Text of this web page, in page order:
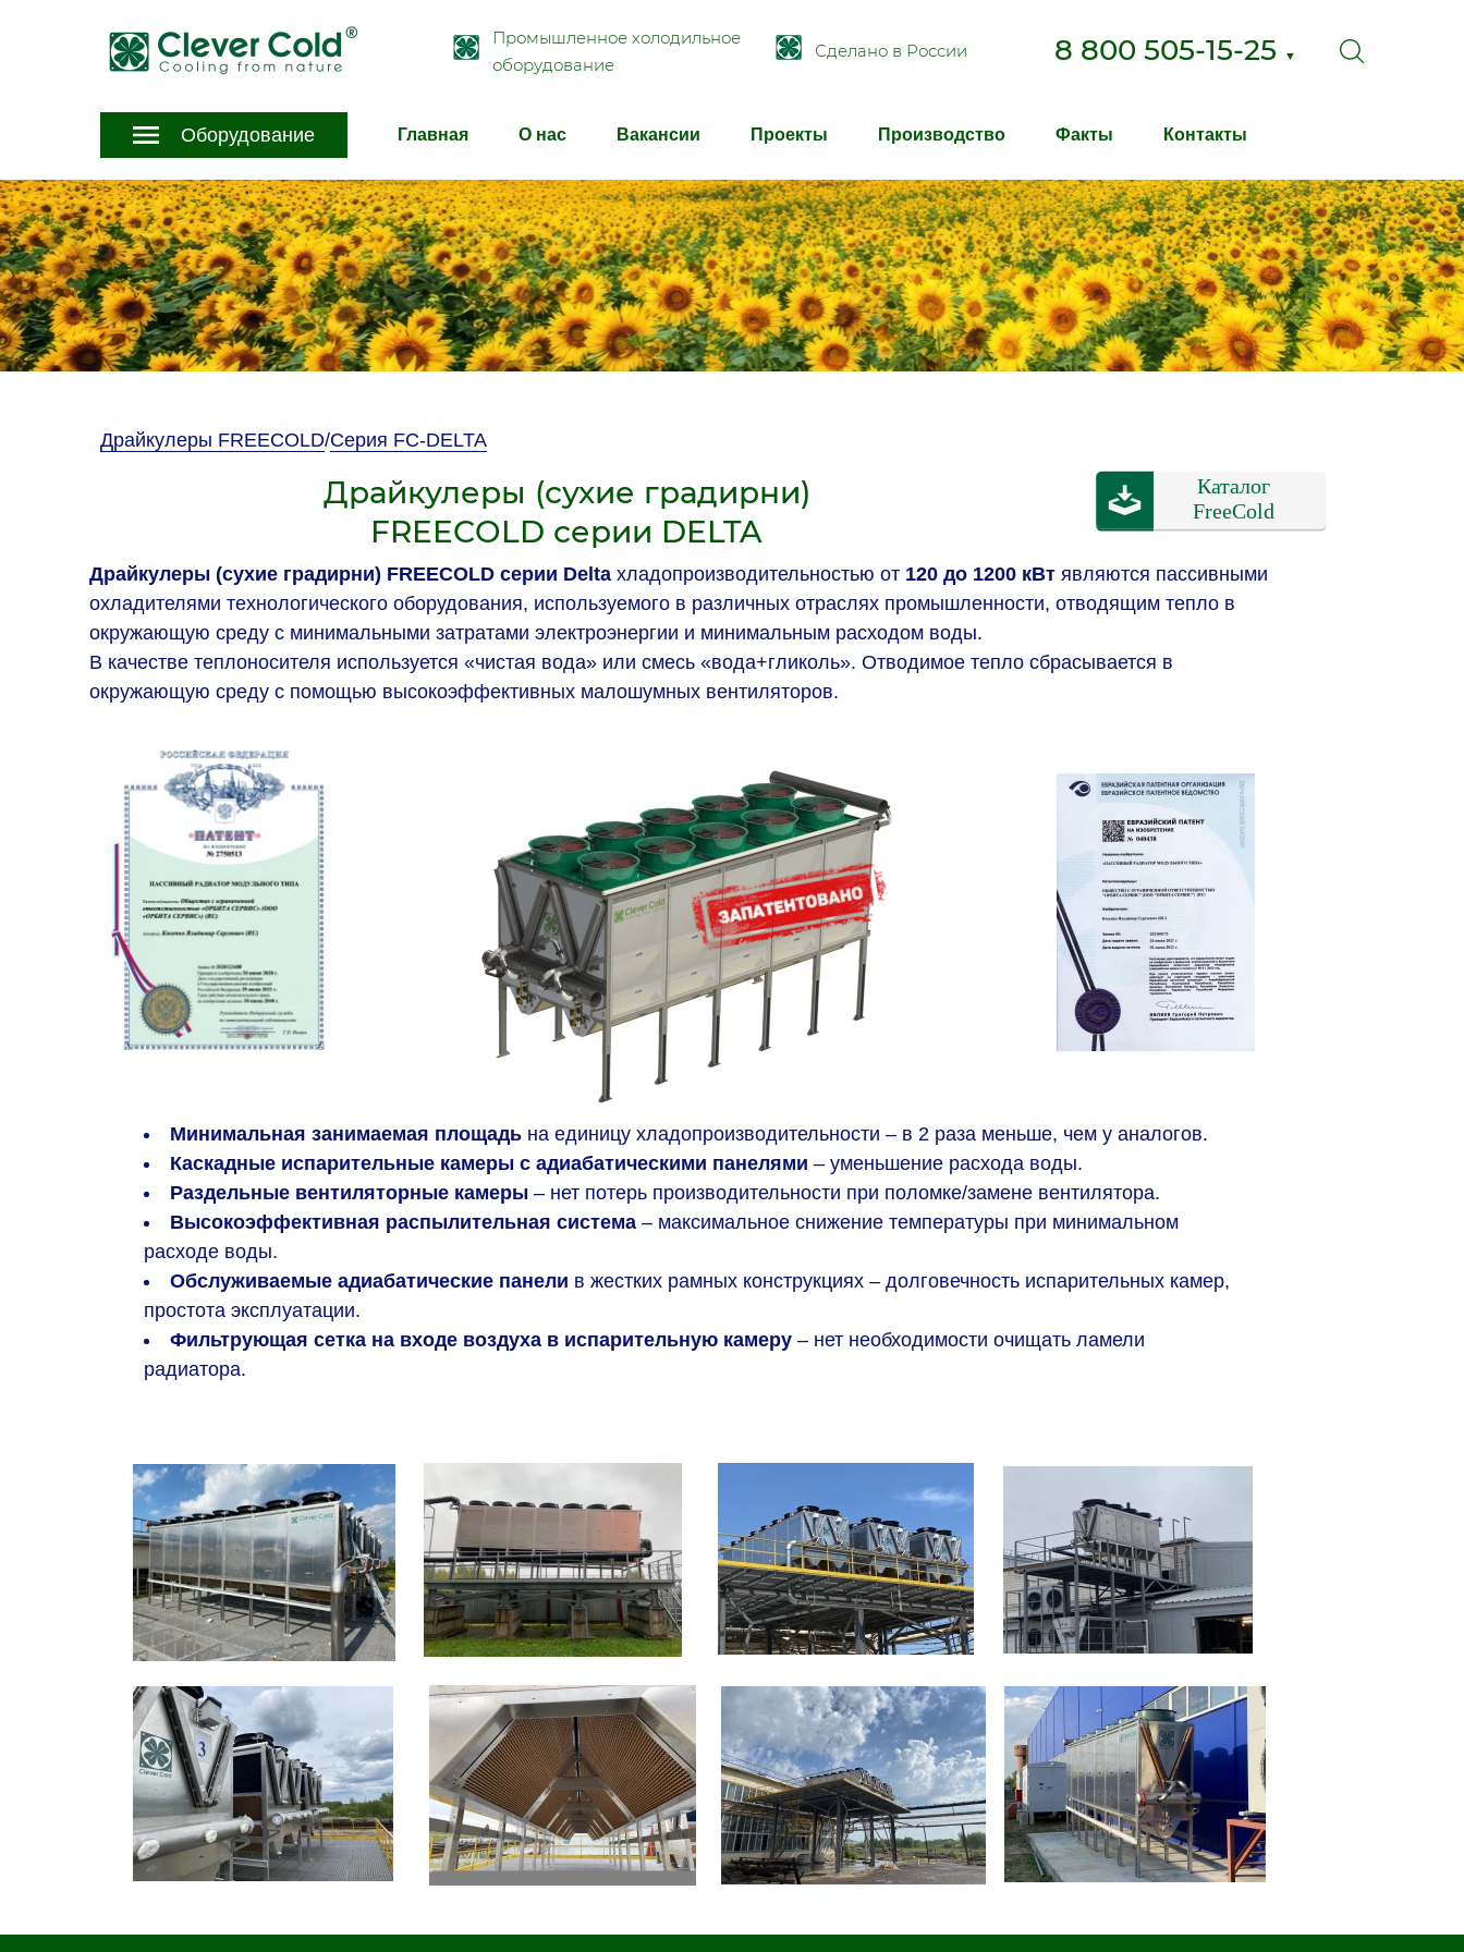
Промышленное холодильное
оборудование
Сделано в России 8 800 505-15-25 ▼
Оборудование Главная О нас Вакансии Проекты Производство Факты Контакты
Драйкулеры (сухие градирни)
FREECOLD серии DELTA
Драйкулеры (сухие градирни) FREECOLD серии Delta хладопроизводительностью от 120 до 1200 кВт являются пассивными
охладителями технологического оборудования, используемого в различных отраслях промышленности, отводящим тепло в
окружающую среду с минимальными затратами электроэнергии и минимальным расходом воды.
В качестве теплоносителя используется «чистая вода» или смесь «вода+гликоль». Отводимое тепло сбрасывается в
окружающую среду с помощью высокоэффективных малошумных вентиляторов.
Минимальная занимаемая площадь на единицу хладопроизводительности – в 2 раза меньше, чем у аналогов.
Каскадные испарительные камеры с адиабатическими панелями – уменьшение расхода воды.
Раздельные вентиляторные камеры – нет потерь производительности при поломке/замене вентилятора.
Высокоэффективная распылительная система – максимальное снижение температуры при минимальном
расходе воды.
Обслуживаемые адиабатические панели в жестких рамных конструкциях – долговечность испарительных камер,
простота эксплуатации.
Фильтрующая сетка на входе воздуха в испарительную камеру – нет необходимости очищать ламели
радиатора.
Драйкулеры FREECOLD/Серия FC-DELTA